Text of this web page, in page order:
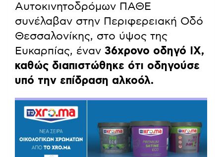
Αυτοκινητοδρόμων ΠΑΘΕ
συνέλαβαν στην Περιφερειακή Οδό
Θεσσαλονίκης, στο ύψος της
Ευκαρπίας, έναν 36χρονο οδηγό ΙΧ,
καθώς διαπιστώθηκε ότι οδηγούσε
υπό την επίδραση αλκοόλ.